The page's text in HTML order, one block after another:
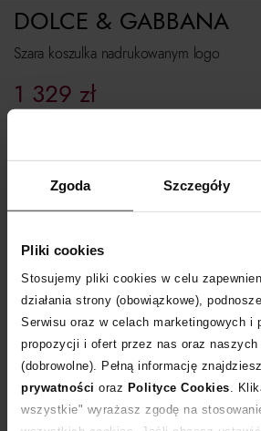
Zgoda Szczegóły
Pliki cookies
Stosujemy pliki cookies w celu
działania strony (obowiązkowe),
Serwisu oraz w celach marketingowych i
propozycji i ofert przez nas oraz naszych
(dobrowolne). Pełną informację
prywatności oraz Polityce Cookies .
wszystkie" wyrażasz zgodę na
Szara koszulka nadrukowanym logo
DOLCE & GABBANA
1 329 zł
Tabela rozmiarów
WYBIERZ ROZMIAR
DODAJ DO
Dostawa
14 dni na zwrot towaru